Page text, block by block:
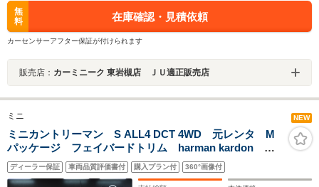
無
料
在庫確認・見積依頼
カーセンサーアフター保証が付けられます
販売店： カーミニーク 東岩槻店 ＪＵ適正販売店
ミニ NEW
ミニカントリーマン S ALL4 DCT 4WD 元レンタ M
パッケージ フェイバードトリム harman kardon 純
正19インチアルミ 追従型クルコン メモリ機能付パワ
ーシート シートヒーター ステアリングヒーター 全
ディーラー保証 車両品質評価書付 購入プラン付 360°画像付